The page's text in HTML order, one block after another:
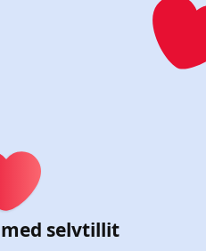
for Chat &
selvtillit